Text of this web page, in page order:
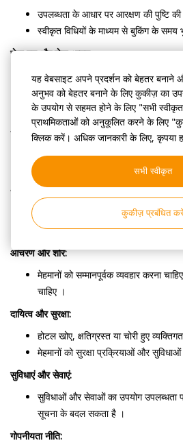
यह वेबसाइट अपने प्रदर्शन को बेहतर बनाने
अनुभव को बेहतर बनाने के लिए कुकीज़ का
के उपयोग से सहमत होने के लिए "सभी
प्राथमिकताओं को अनुकूलित करने के लिए
क्लिक करें। अधिक जानकारी के लिए, कृपया
सभी स्वीकृत
कुकीज़ प्रबंधित
उपलब्धता के आधार पर आरक्षण की पुष्टि की
स्वीकृत विधियों के माध्यम से बुकिंग के समय
चेक-इन और चेक-आउट:
चेक-इन 14: 00 बजे शुरू होता है; चेक-
उपलब्धता और अतिरिक्त शुल्क के अधीन
आउट को समायोजित किया जा सकता है ।
अधिभोग और अतिरिक्त मेहमान:
दरें अधिभोग के लिए हैं जैसा कि प्रति कमरा
कोई अतिरिक्त मेहमानों की अनुमति नहीं है ।
धूम्रपान और क्षति नीतियां:
घर के अंदर धूम्रपान नहीं; निर्दिष्ट क्षेत्र
मेहमान नुकसान और संबंधित लागतों के लिए
आचरण और शोर:
मेहमानों को सम्मानपूर्वक व्यवहार करना
चाहिए ।
दायित्व और सुरक्षा:
होटल खोए, क्षतिग्रस्त या चोरी हुए
मेहमानों को सुरक्षा प्रक्रियाओं और
सुविधाएं और सेवाएं:
सुविधाओं और सेवाओं का उपयोग उपलब्धता
सूचना के बदल सकता है ।
गोपनीयता नीति: